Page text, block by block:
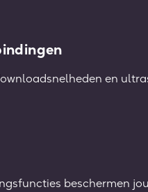
en
beschermen